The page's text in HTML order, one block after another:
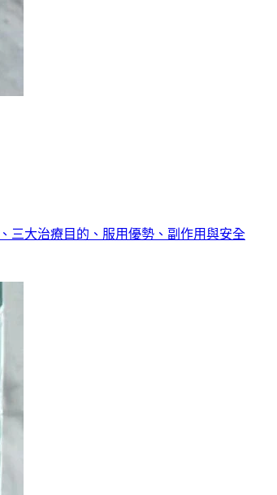
三大治療目的、服用優勢、副作用與安全